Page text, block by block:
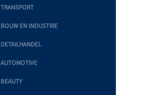
TRANSPORT
BOUW EN INDUSTRIE
DETAILHANDEL
AUTOMOTIVE
BEAUTY